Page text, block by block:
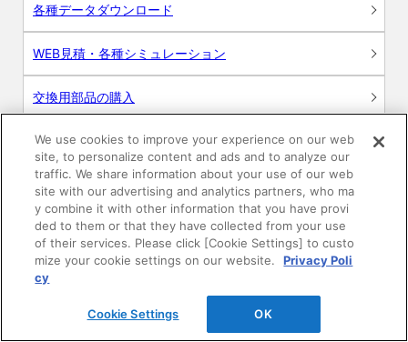
各種データダウンロード
WEB見積・各種シミュレーション
交換用部品の購入
修理・点検
お問い合わせ
ログイン
建築・設計関係者様向けサイト
ユーザー登録サービス
We use cookies to improve your experience on our web
site, to personalize content and ads and to analyze our
traffic. We share information about your use of our web
site with our advertising and analytics partners, who ma
y combine it with other information that you have provi
ded to them or that they have collected from your use
of their services. Please click [Cookie Settings] to custo
mize your cookie settings on our website.
Privacy Poli
cy
Cookie Settings OK